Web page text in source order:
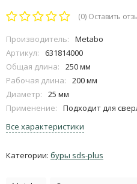
(0) Оставить
Производитель:
Metabo
Артикул:
631814000
Общая длина:
250 мм
Рабочая длина:
200 мм
Диаметр:
25 мм
Применение:
Подходит для сверления в
Все характеристики
Категории: буры sds-plus